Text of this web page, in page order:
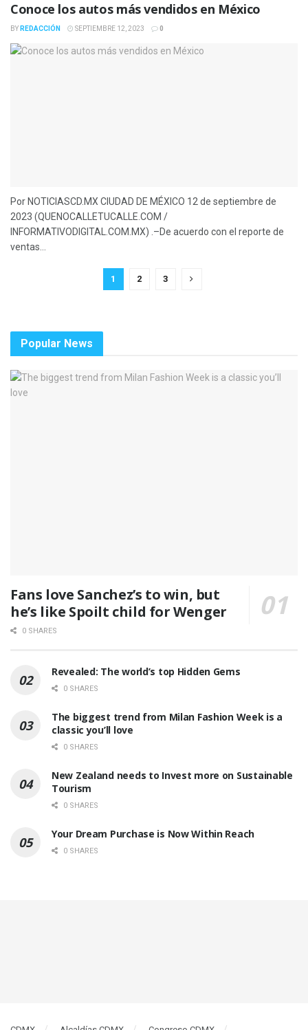
Conoce los autos más vendidos en México
BY REDACCIÓN SEPTIEMBRE 12, 2023 0
Por NOTICIASCD.MX CIUDAD DE MÉXICO 12 de septiembre de
2023 (QUENOCALLETUCALLE.COM /
INFORMATIVODIGITAL.COM.MX) .–De acuerdo con el reporte de
ventas...
1 2 3
Popular News
Fans love Sanchez’s to win, but
he’s like Spoilt child for Wenger
0 SHARES
Revealed: The world’s top Hidden Gems
0 SHARES
The biggest trend from Milan Fashion Week is a
classic you’ll love
0 SHARES
New Zealand needs to Invest more on Sustainable
Tourism
0 SHARES
Your Dream Purchase is Now Within Reach
0 SHARES